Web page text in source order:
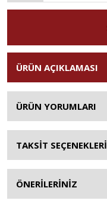
ÜRÜN AÇIKLAMASI
ÜRÜN YORUMLARI
TAKSİT SEÇENEKLERİ
ÖNERİLERİNİZ